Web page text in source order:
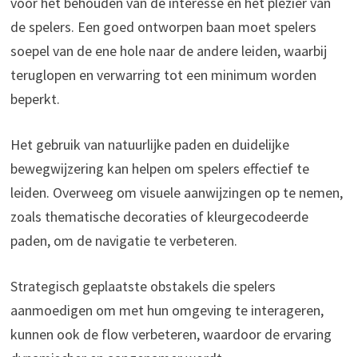
de spelers. Een goed ontworpen baan moet spelers
soepel van de ene hole naar de andere leiden, waarbij
teruglopen en verwarring tot een minimum worden
beperkt.
Het gebruik van natuurlijke paden en duidelijke
bewegwijzering kan helpen om spelers effectief te
leiden. Overweeg om visuele aanwijzingen op te nemen,
zoals thematische decoraties of kleurgecodeerde
paden, om de navigatie te verbeteren.
Strategisch geplaatste obstakels die spelers
aanmoedigen om met hun omgeving te interageren,
kunnen ook de flow verbeteren, waardoor de ervaring